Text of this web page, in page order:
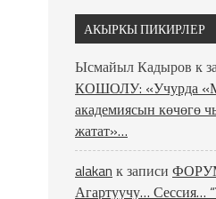
АКЫРКЫ ПИКИРЛЕР
Ысмайыл Кадыров к
КОШОЛУ: «Учурда
академиясын көчөгө
жатат»…
alakan к записи
Агартуучу… Сессия…